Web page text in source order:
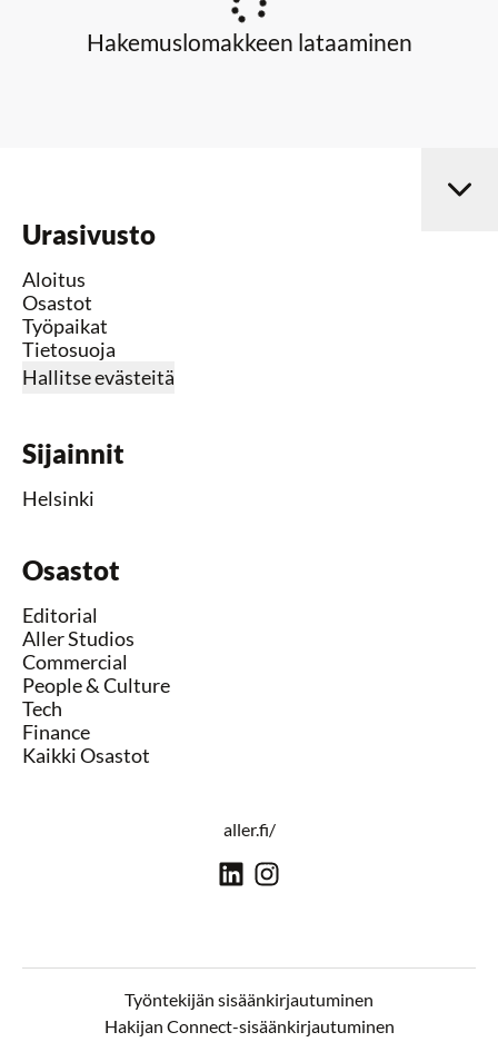
Hakemuslomakkeen lataaminen
Urasivusto
Aloitus
Osastot
Työpaikat
Tietosuoja
Hallitse evästeitä
Sijainnit
Helsinki
Osastot
Editorial
Aller Studios
Commercial
People & Culture
Tech
Finance
Kaikki Osastot
aller.fi/
Työntekijän sisäänkirjautuminen
Hakijan Connect-sisäänkirjautuminen